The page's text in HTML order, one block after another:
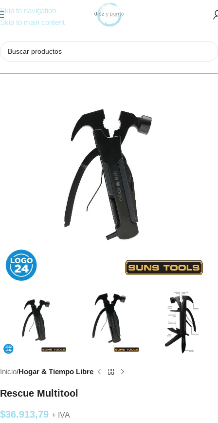
Skip to navigation
Skip to main content
Inicio Hogar & Tiempo Libre
Rescue Multitool
$36.913,79 + IVA